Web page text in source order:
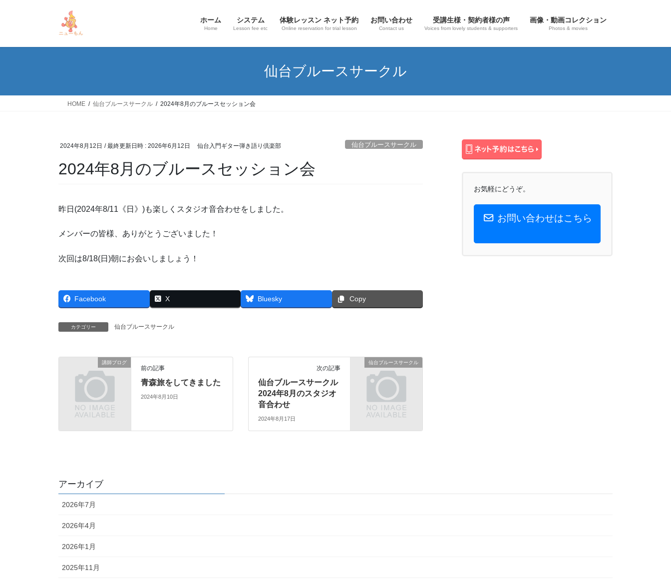
ホーム
Home
システム
Lesson fee etc
体験レッスン ネット予約
Online reservation for trial lesson
お問い合わせ
Contact us
受講生様・契約者様の声
Voices from lovely students & supporters
画像・動画コレクション
Photos & movies
仙台ブルースサークル
HOME 仙台ブルースサークル 2024年8月のブルースセッション会
2024年8月12日 / 最終更新日時 : 2026年6月12日 仙台入門ギター弾き語り倶楽部 仙台ブルースサークル
2024年8月のブルースセッション会
昨日(2024年8/11《日》)も楽しくスタジオ音合わせをしました。
メンバーの皆様、ありがとうございました！
次回は8/18(日)朝にお会いしましょう！
Facebook X Bluesky Copy
カテゴリー 仙台ブルースサークル
講師ブログ
前の記事
青森旅をしてきました
2024年8月10日
仙台ブルースサークル
次の記事
仙台ブルースサークル
2024年8月のスタジオ
音合わせ
2024年8月17日
お気軽にどうぞ。
お問い合わせはこちら
アーカイブ
2026年7月
2026年4月
2026年1月
2025年11月